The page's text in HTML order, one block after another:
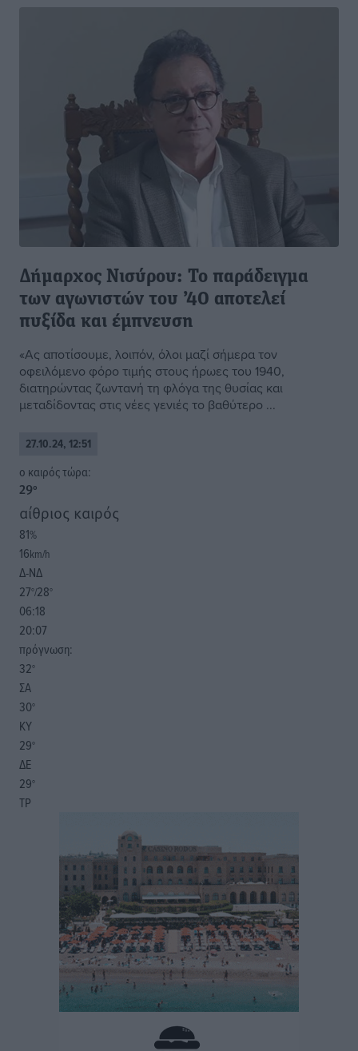
Δήμαρχος Νισύρου: Το παράδειγμα
των αγωνιστών του ’40 αποτελεί
πυξίδα και έμπνευση
«Ας αποτίσουμε, λοιπόν, όλοι μαζί σήμερα τον
οφειλόμενο φόρο τιμής στους ήρωες του 1940,
διατηρώντας ζωντανή τη φλόγα της θυσίας και
μεταδίδοντας στις νέες γενιές το βαθύτερο ...
27.10.24, 12:51
o καιρός τώρα:
29°
αίθριος καιρός
81%
16km/h
Δ-ΝΔ
27°/28°
06:18
20:07
πρόγνωση:
32°
ΣΑ
30°
ΚΥ
29°
ΔΕ
29°
ΤΡ